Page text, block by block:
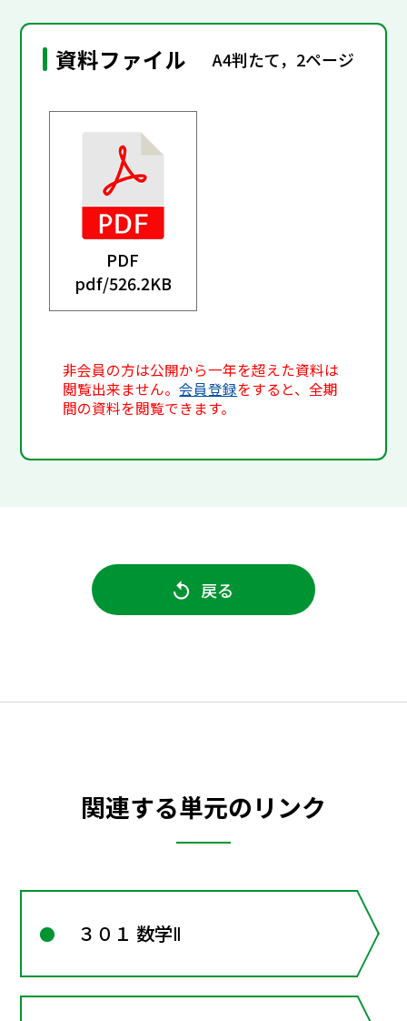
資料ファイル A4判たて，2ページ
PDF
pdf/526.2KB
非会員の方は公開から一年を超えた資料は
閲覧出来ません。会員登録をすると、全期
間の資料を閲覧できます。
戻る
関連する単元のリンク
３０１ 数学Ⅱ